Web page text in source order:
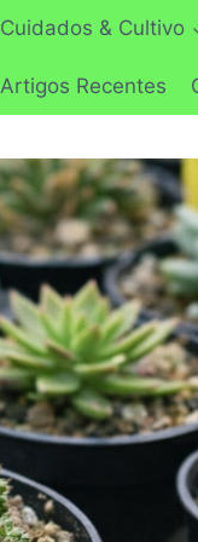
Cuidados & Cultivo
Artigos Recentes